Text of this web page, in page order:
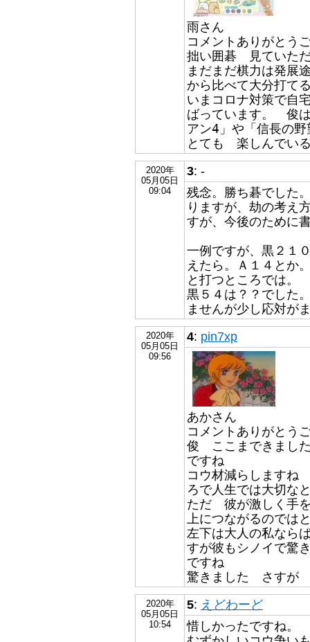
雨さん
コメントありがとう
拙い囲碁 見ていた
まだまだ棋力は発展
から比べて大分打て
いまコロナ対策で
ばっています。 俊
アン4」や「信長の
とても 楽しんでい
2020年
05月05日
09:04
3: -
残念。勝ち碁でした
りますが、劫の考え
すが、今後のために
一例ですが、黒２１
えたら。Ａ１４とか
と打つところでは。
黒５４は？？でした
ませんが少し応対が
2020年
05月05日
09:56
4: pin7xp
あかさん
コメントありがとう
俊 ここまできまし
ですね
コウ材減らしますね
ろで人生では大切な
ただ 彼が激しく手
上につながるのでは
左下は大人の私なら
すが彼もシノイで驚
ですね
驚きました さすが
2020年
05月05日
10:54
5: えどわーど
惜しかったですね。